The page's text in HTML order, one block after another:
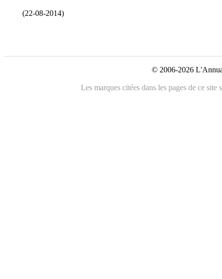
(22-08-2014)
© 2006-2026
Les marques citées dans les pages de ce